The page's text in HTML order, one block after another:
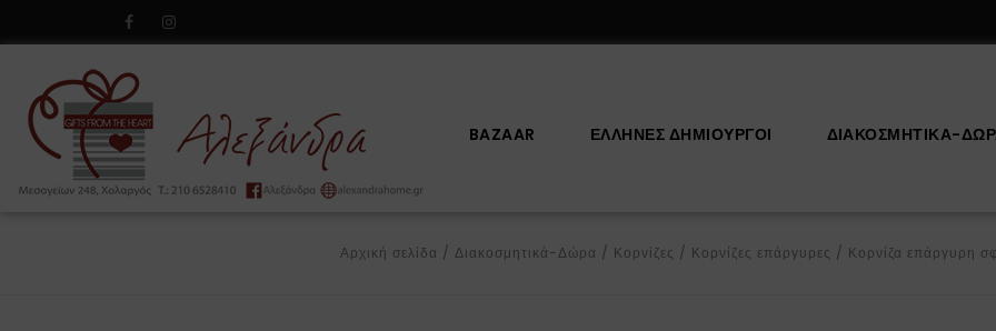
BAZAAR ΕΛΛΗΝΕΣ ΔΗΜΙΟΥΡΓΟΙ ΔΙΑΚΟΣΜΗΤΙΚΆ-
Αρχική σελίδα / Διακοσμητικά-Δώρα / Κορνίζες / Κορνίζες επάργυρες / Κορνίζα επάργυρη